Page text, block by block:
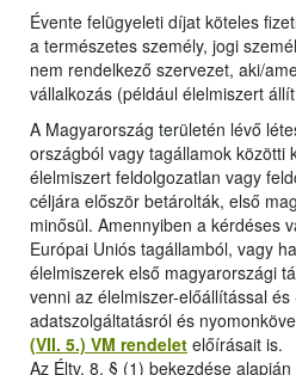
Évente felügyeleti díjat köteles
a természetes személy, jogi
nem rendelkező szervezet, aki/
vállalkozás (például élelmiszert
A Magyarország területén lévő
országból vagy tagállamok közötti
élelmiszert feldolgozatlan vagy
céljára először betárolták, első
minősül. Amennyiben a kérdéses
Európai Uniós tagállamból, vagy
élelmiszerek első magyarországi
venni az élelmiszer-előállítással
adatszolgáltatásról és
(VII. 5.) VM rendelet előírásait is.
Az Éltv. 8. § (1) bekezdése